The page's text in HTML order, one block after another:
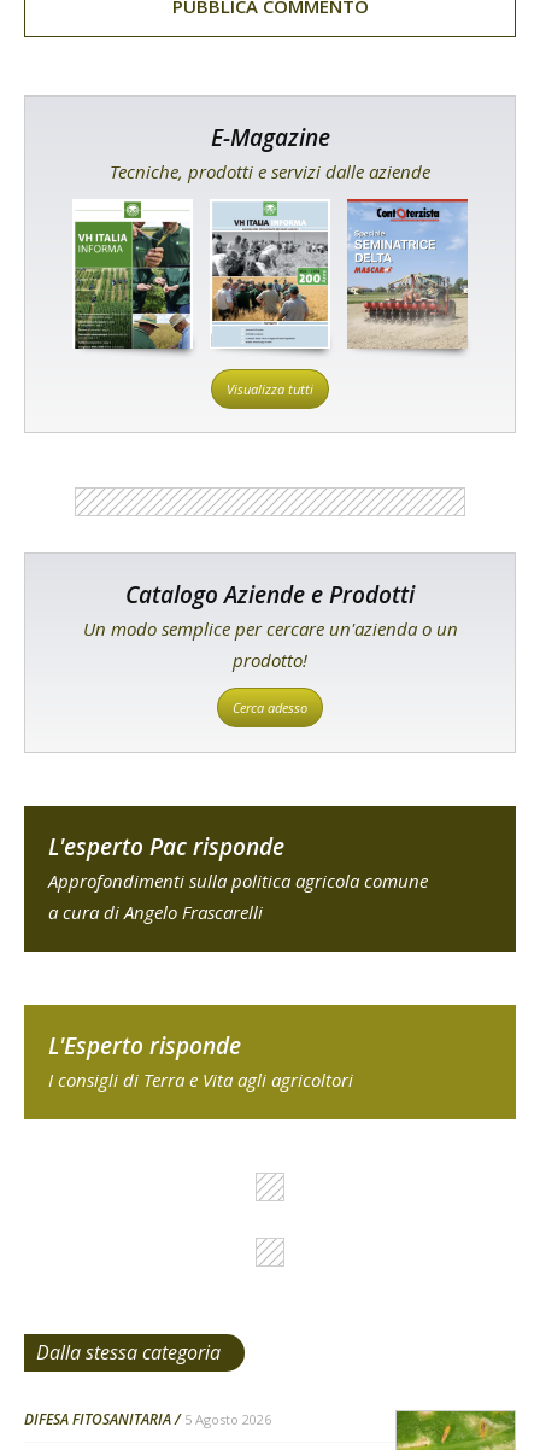
E-Magazine
Tecniche, prodotti e servizi dalle aziende
Visualizza tutti
Catalogo Aziende e Prodotti
Un modo semplice per cercare un'azienda o un
prodotto!
Cerca adesso
L'esperto Pac risponde
Approfondimenti sulla politica agricola comune
a cura di Angelo Frascarelli
L'Esperto risponde
I consigli di Terra e Vita agli agricoltori
Dalla stessa categoria
DIFESA FITOSANITARIA 5 Agosto 2026